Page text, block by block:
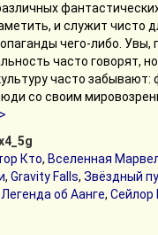
и служит чисто
чего-либо. Увы,
часто говорят,
часто забывают:
со своим
Кто, Вселенная
, Gravity Falls, Звёздный
об Аанге, Сейлор